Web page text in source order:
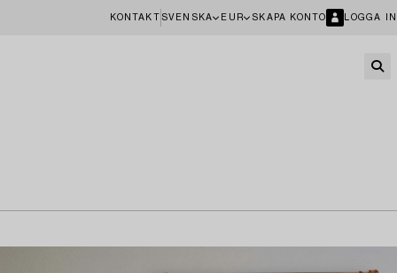
KONTAKT SVENSKA EUR SKAPA KONTO LOGGA IN